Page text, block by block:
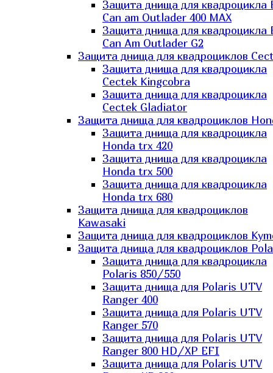
Защита днища для квадроцикла
Can am Outlader 400 MAX
Защита днища для квадроцикла
Can Аm Outlader G2
Защита днища для квадроциклов
Защита днища для квадроцикла
Cectek Kingcobra
Защита днища для квадроцикла
Cectek Gladiator
Защита днища для квадроциклов
Защита днища для квадроцикла
Honda trx 420
Защита днища для квадроцикла
Honda trx 500
Защита днища для квадроцикла
Honda trx 680
Защита днища для квадроциклов
Kawasaki
Защита днища для квадроциклов
Защита днища для квадроциклов
Защита днища для квадроцикла
Polaris 850/550
Защита днища для Polaris UTV
Ranger 400
Защита днища для Polaris UTV
Ranger 570
Защита днища для Polaris UTV
Ranger 800 HD/XP EFI
Защита днища для Polaris UTV